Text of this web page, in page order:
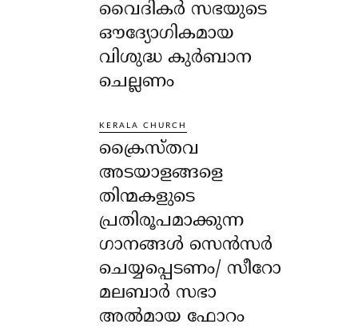
വൈദികർ സഭയുടെ
ഔദ്യോഗികമായ
വിശുദ്ധ കുർബാന
ചെല്ലണം
KERALA CHURCH
ക്രൈസ്തവ
അടയാളങ്ങളെ
തിന്മകളുടെ
പ്രതിരൂപമാക്കുന്ന
ഗാനങ്ങൾ സെൻസർ
ചെയ്യപ്പെടണം/ സീറോ
മലബാർ സഭാ
അൽമായ ഫോറം